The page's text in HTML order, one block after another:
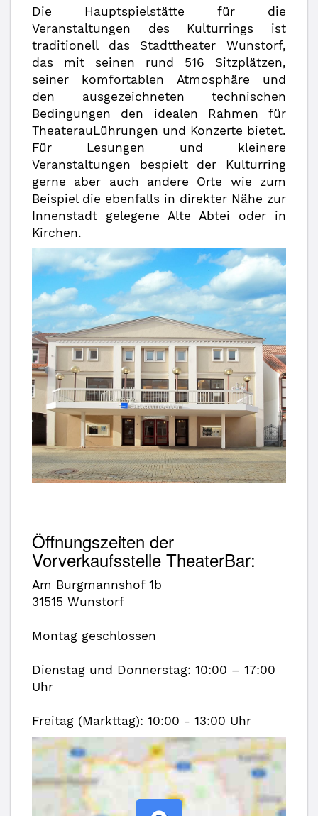
Die Hauptspielstätte für die
Veranstaltungen des Kulturrings ist
traditionell das Stadttheater Wunstorf,
das mit seinen rund 516 Sitzplätzen,
seiner komfortablen Atmosphäre und
den ausgezeichneten technischen
Bedingungen den idealen Rahmen für
TheaterauLührungen und Konzerte bietet.
Für Lesungen und kleinere
Veranstaltungen bespielt der Kulturring
gerne aber auch andere Orte wie zum
Beispiel die ebenfalls in direkter Nähe zur
Innenstadt gelegene Alte Abtei oder in
Kirchen.
Das Stadttheater Wunstorf
Öffnungszeiten der
Vorverkaufsstelle TheaterBar:
Am Burgmannshof 1b
31515 Wunstorf
Montag geschlossen
Dienstag und Donnerstag: 10:00 – 17:00
Uhr
Freitag (Markttag): 10:00 - 13:00 Uhr